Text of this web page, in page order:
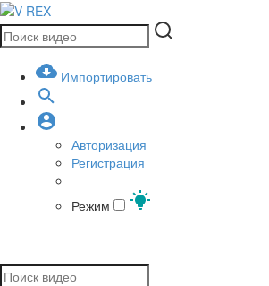
Импортировать
Авторизация
Регистрация
Режим